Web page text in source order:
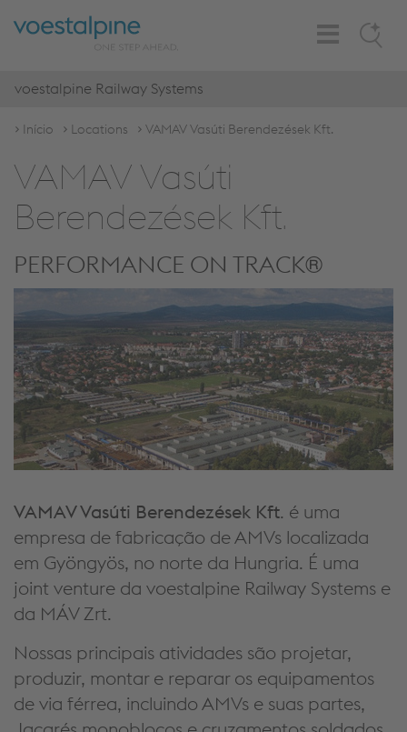
Search
Toggle
Navigation
voestalpine Railway Systems
Início Locations VAMAV Vasúti Berendezések Kft.
VAMAV Vasúti
Berendezések Kft.
PERFORMANCE ON TRACK®
VAMAV Vasúti Berendezések Kft. é uma
empresa de fabricação de AMVs localizada
em Gyöngyös, no norte da Hungria. É uma
joint venture da voestalpine Railway Systems e
da MÁV Zrt.
Nossas principais atividades são projetar,
produzir, montar e reparar os equipamentos
de via férrea, incluindo AMVs e suas partes,